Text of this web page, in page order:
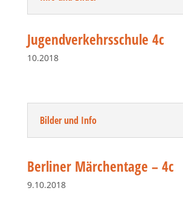
Jugendverkehrsschule 4c
10.2018
Bilder und Info
Berliner Märchentage – 4c
9.10.2018